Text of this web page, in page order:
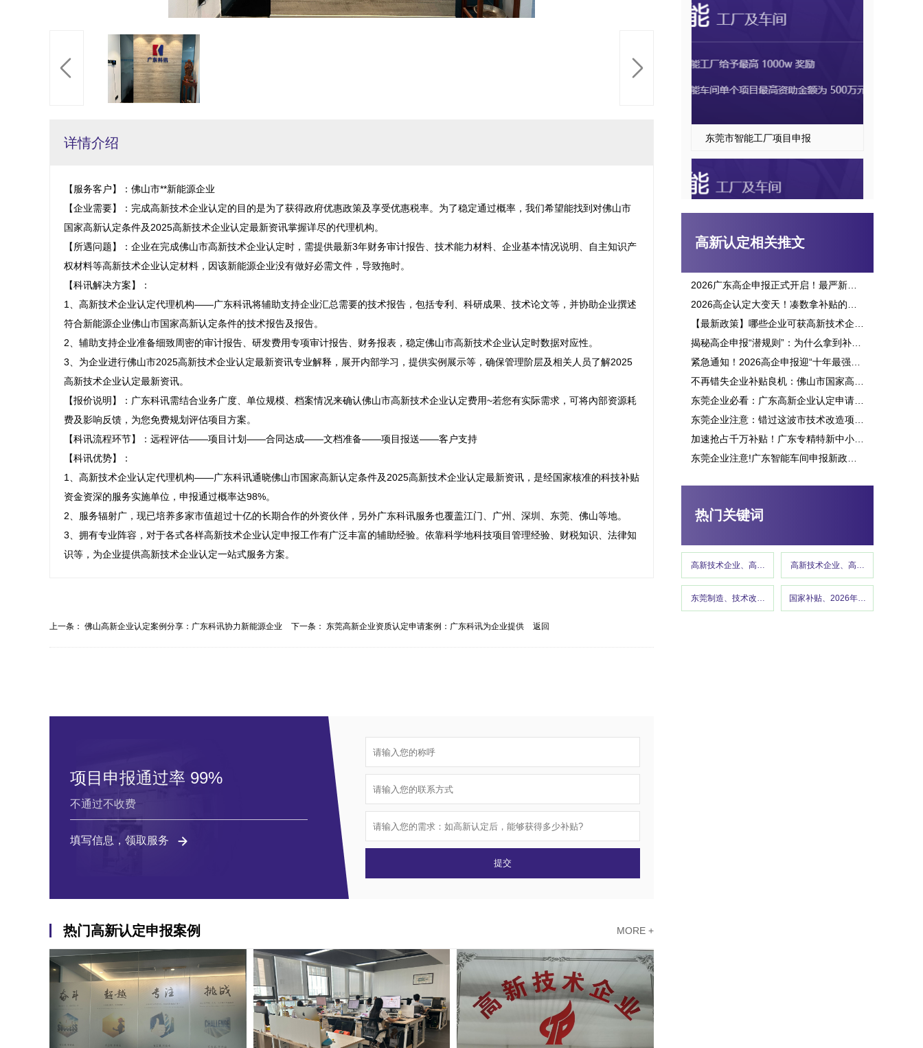
东莞市智能工厂项目申报
东莞市智能车间项目申报指南
高新认定相关推文
热门关键词
高新技术企业、高企认定、高企申报高新技术企业、高企认定、高企申
东莞制造、技术改造、东莞工信、政策红利 、企业补贴、东莞
国家补贴、2026年国补政策、设备
详情介绍
【服务客户】：佛山市**新能源企业
【企业需要】：完成高新技术企业认定的目的是为了获得政府优惠政策及享受优惠税率。为了稳定通过概率，我们希望能找到对佛山市
国家高新认定条件及2025高新技术企业认定最新资讯掌握详尽的代理机构。
【所遇问题】：企业在完成佛山市高新技术企业认定时，需提供最新3年财务审计报告、技术能力材料、企业基本情况说明、自主知识产
权材料等高新技术企业认定材料，因该新能源企业没有做好必需文件，导致拖时。
【科讯解决方案】：
1、高新技术企业认定代理机构——广东科讯将辅助支持企业汇总需要的技术报告，包括专利、科研成果、技术论文等，并协助企业撰述
符合新能源企业佛山市国家高新认定条件的技术报告及报告。
2、辅助支持企业准备细致周密的审计报告、研发费用专项审计报告、财务报表，稳定佛山市高新技术企业认定时数据对应性。
3、为企业进行佛山市2025高新技术企业认定最新资讯专业解释，展开内部学习，提供实例展示等，确保管理阶层及相关人员了解2025
高新技术企业认定最新资讯。
【报价说明】：广东科讯需结合业务广度、单位规模、档案情况来确认佛山市高新技术企业认定费用~若您有实际需求，可将內部资源耗
费及影响反馈，为您免费规划评估项目方案。
【科讯流程环节】：远程评估——项目计划——合同达成——文档准备——项目报送——客户支持
【科讯优势】：
1、高新技术企业认定代理机构——广东科讯通晓佛山市国家高新认定条件及2025高新技术企业认定最新资讯，是经国家核准的科技补贴
资金资深的服务实施单位，申报通过概率达98%。
2、服务辐射广，现已培养多家市值超过十亿的长期合作的外资伙伴，另外广东科讯服务也覆盖江门、广州、深圳、东莞、佛山等地。
3、拥有专业阵容，对于各式各样高新技术企业认定申报工作有广泛丰富的辅助经验。依靠科学地科技项目管理经验、财税知识、法律知
识等，为企业提供高新技术企业认定一站式服务方案。
上一条： 佛山高新企业认定案例分享：广东科讯协力新能源企业
下一条： 东莞高新企业资质认定申请案例：广东科讯为企业提供
返回
项目申报通过率 99%
不通过不收费
填写信息，领取服务
热门高新认定申报案例 MORE +